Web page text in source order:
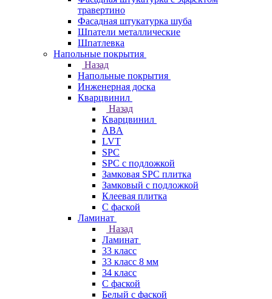
травертино
Фасадная штукатурка шуба
Шпатели металлические
Шпатлевка
Напольные покрытия
Назад
Напольные покрытия
Инженерная доска
Кварцвинил
Назад
Кварцвинил
ABA
LVT
SPC
SPC с подложкой
Замковая SPC плитка
Замковый с подложкой
Клеевая плитка
С фаской
Ламинат
Назад
Ламинат
33 класс
33 класс 8 мм
34 класс
C фаской
Белый с фаской